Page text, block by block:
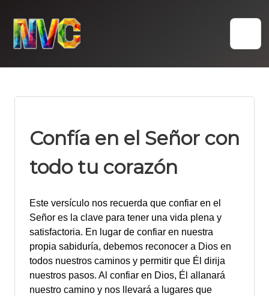
content
Confía en el Señor con
todo tu corazón
Este versículo nos recuerda que confiar en el
Señor es la clave para tener una vida plena y
satisfactoria. En lugar de confiar en nuestra
propia sabiduría, debemos reconocer a Dios en
todos nuestros caminos y permitir que Él dirija
nuestros pasos. Al confiar en Dios, Él allanará
nuestro camino y nos llevará a lugares que